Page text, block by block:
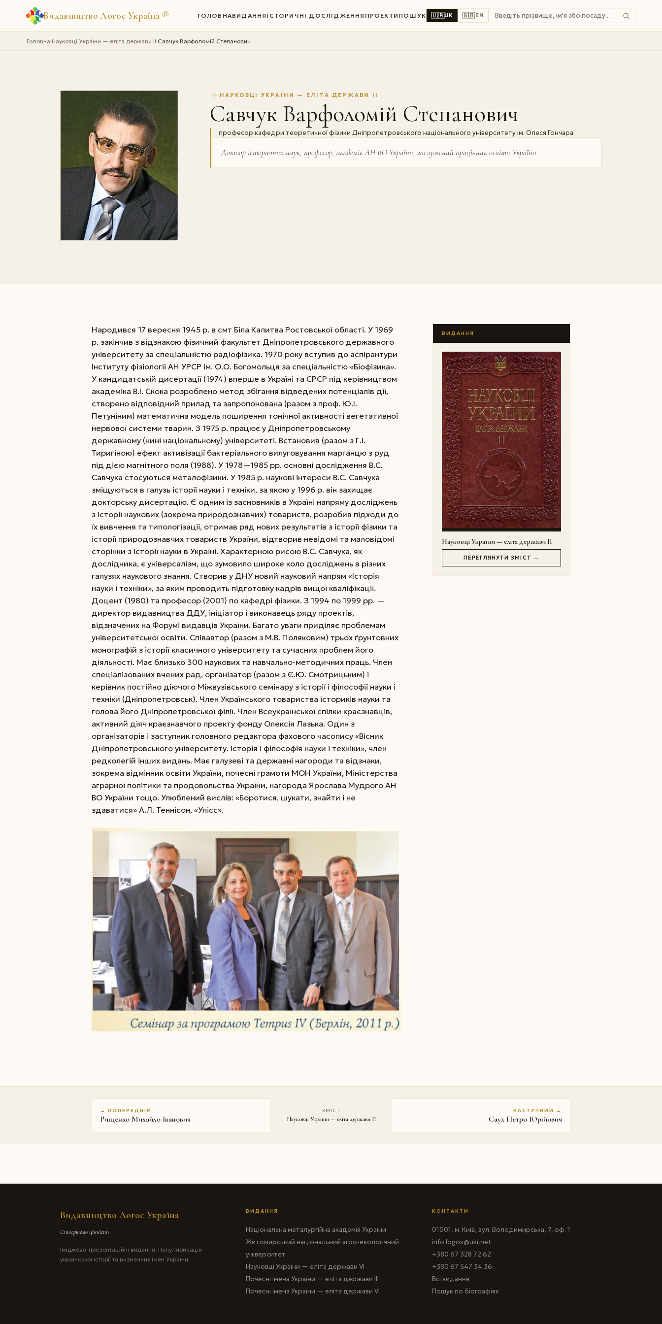
Видавництво Логос Україна ® ГОЛОВНАВИДАННЯ ІСТОРИЧНІ ДОСЛІДЖЕННЯ ПРОЕКТИ ПОШУК 🇺🇦UK 🇬🇧EN
Головна›Науковці України — еліта держави II›Савчук Варфоломій Степанович
НАУКОВЦІ УКРАЇНИ — ЕЛІТА ДЕРЖАВИ II
Савчук Варфоломій Степанович
професор кафедри теоретичної фізики Дніпропетровського національного університету ім. Олеся Гончара
Доктор історичних наук, професор, академік АН ВО України, заслужений працівник освіти України.
Народився 17 вересня 1945 р. в смт Біла Калитва Ростовської області. У 1969
р. закінчив з відзнакою фізичний факультет Дніпропетровського державного
університету за спеціальністю радіофізика. 1970 року вступив до аспірантури
Інституту фізіології АН УРСР ім. О.О. Богомольця за спеціальністю «Біофізика».
У кандидатській дисертації (1974) вперше в Україні та СРСР під керівництвом
академіка В.І. Скока розроблено метод збігання відведених потенціалів дії,
створено відповідний прилад та запропонована (разом з проф. Ю.І.
Петуніним) математична модель поширення тонічної активності вегетативної
нервової системи тварин. З 1975 р. працює у Дніпропетровському
державному (нині національному) університеті. Встановив (разом з Г.І.
Тиригіною) ефект активізації бактеріального вилуговування марганцю з руд
під дією магнітного поля (1988). У 1978—1985 рр. основні дослід­ження В.С.
Савчука стосуються металофізики. У 1985 р. наукові інтереси В.С. Савчука
зміщуються в галузь історії науки і техніки, за якою у 1996 р. він захищає
докторську дисертацію. Є одним із засновників в Україні напряму досліджень
з історії наукових (зокрема природознавчих) товариств, розробив підходи до
їх вивчення та типологізації, отримав ряд нових результатів з історії фізики та
історії природознавчих товариств України, відтворив невідомі та маловідомі
сторінки з історії науки в Україні. Характерною рисою В.С. Савчука, як
дослідника, є універсалізм, що зумовило широке коло досліджень в різних
галузях наукового знання. Створив у ДНУ новий науковий напрям «Історія
науки і техніки», за яким проводить підготовку кадрів вищої кваліфікації.
Доцент (1980) та професор (2001) по кафедрі фізики. З 1994 по 1999 рр. —
директор видавництва ДДУ, ініціатор і виконавець ряду проектів,
відзначених на Форумі видавців України. Багато уваги приділяє проблемам
університетської освіти. Співавтор (разом з М.В. Поляковим) трьох ґрунтовних
монографій з історії класичного університету та сучасних проблем його
діяльності. Має близько 300 наукових та навчально-методичних праць. Член
спеціалізованих вчених рад, організатор (разом з Є.Ю. Смотрицьким) і
керівник постійно діючого Міжвузівського семінару з історії і філософії науки і
техніки (Дніпропетровськ). Член Українського товариства істориків науки та
голова його Дніпропетровської філії. Член Все­української спілки краєзнавців,
активний діяч краєзнавчого проекту фонду Олексія Лазька. Один з
організаторів і заступник головного редактора фахового часопису «Вісник
Дніпропетровського університету. Історія і філософія нау­ки і техніки», член
редколегій інших видань. Має галузеві та державні нагороди та відзнаки,
зокрема відмінник освіти України, почесні грамоти МОН України, Міністерства
аграрної політики та продовольства України, нагорода Ярослава Мудрого АН
ВО України тощо. Улюблений вислів: «Боротися, шукати, знайти і не
здаватися» А.Л. Теннісон, «Улісс».
ВИДАННЯ
Науковці України — еліта держави II
ПЕРЕГЛЯНУТИ ЗМІСТ →
← ПОПЕРЕДНІЙ
Рищенко Михайло Iванович
ЗМІСТ
Науковці України — еліта держави II
НАСТУПНИЙ →
Саух Петро Юрійович
Видавництво Логос Україна
Створюємо цінність
Іміджево-презентаційні видання. Популяризація
української історії та визначних імен України.
ВИДАННЯ
Національна металургійна академія України
Житомирський національний агро-екологічний
університет
Науковці України — еліта держави VI
Почесні імена України — еліта держави III
Почесні імена України — еліта держави VI
КОНТАКТИ
01001, м. Київ, вул. Володимирська, 7, оф. 1
info.logos@ukr.net
+380 67 328 72 62
+380 67 547 34 36
Всі видання
Пошук по біографіях